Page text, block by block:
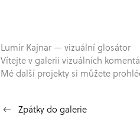
Lumír Kajnar — vizuální glosátor
Vítejte v galerii vizuálních
Mé další projekty si můžete
Zpátky do galerie